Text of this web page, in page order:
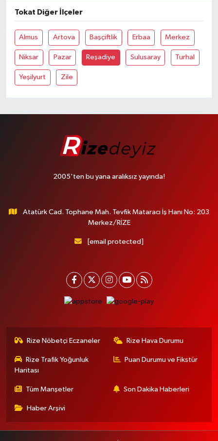
Tokat Diğer İlçeler
Almus Artova Başçiftlik Erbaa Merkez
Niksar Pazar Reşadiye Sulusaray Turhal
Yeşilyurt Zile
2005'ten bu yana aralıksız yayında!
Atatürk Cad. Tophane Mah. Tevfik Mataracı İş Hanı No: 203
Merkez/RİZE
[email protected]
Rize Nöbetçi Eczaneler Rize Hava Durumu
Rize Trafik Yoğunluk
Haritası
Puan Durumu ve Fikstür
Tüm Manşetler Son Dakika Haberleri
Haber Arşivi